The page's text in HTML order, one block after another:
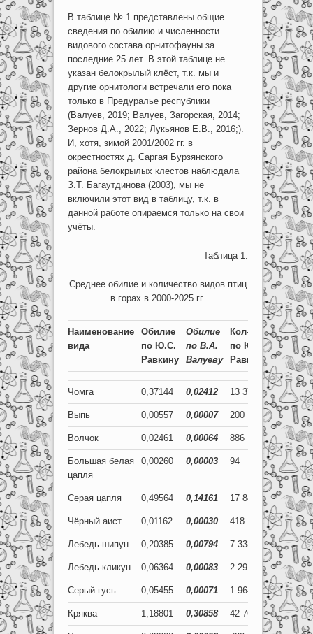
В таблице № 1 представлены общие
сведения по обилию и численности
видового состава орнитофауны за
последние 25 лет. В этой таблице не
указан белокрылый клёст, т.к. мы и
другие орнитологи встречали его пока
только в Предуралье республики
(Валуев, 2019; Валуев, Загорская, 2014;
Зернов Д.А., 2022; Лукьянов Е.В., 2016;).
И, хотя, зимой 2001/2002 гг. в
окрестностях д. Саргая Бурзянского
района белокрылых клестов наблюдала
З.Т. Багаутдинова (2003), мы не
включили этот вид в таблицу, т.к. в
данной работе опираемся только на свои
учёты.
Таблица 1.
Среднее обилие и количество видов птиц
в горах в 2000-2025 гг.
Наименование
вида
Обилие
по Ю.С.
Равкину
Обилие
по В.А.
Валуеву
Кол-во
по Ю.С.
Равкину
Кол-во
по
В.А.
Валуеву
Чомга 0,37144 0,02412 13 372 868
Выпь 0,00557 0,00007 200 3
Волчок 0,02461 0,00064 886 23
Большая белая
цапля
0,00260 0,00003 94
Серая цапля 0,49564 0,14161 17 843 5 098
Чёрный аист 0,01162 0,00030 418 11
Лебедь-шипун 0,20385 0,00794 7 338 286
Лебедь-кликун 0,06364 0,00083 2 291 30
Серый гусь 0,05455 0,00071 1 964 26
Кряква 1,18801 0,30858 42 769 11 109